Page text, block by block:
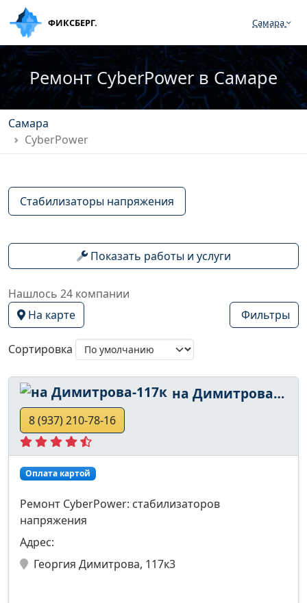
ФИКСБЕРГ. Самара
Ремонт CyberPower в Самаре
Самара
CyberPower
Стабилизаторы напряжения
Показать работы и услуги
Нашлось 24 компании
На карте
Фильтры
Сортировка
на Димитрова-117к
8 (937) 210-78-16
Оплата картой
Ремонт CyberPower: стабилизаторов
напряжения
Адрес:
Георгия Димитрова, 117к3